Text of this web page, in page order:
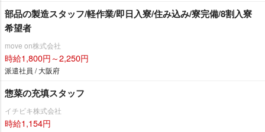
部品の製造スタッフ/軽作業/即日入寮/住み込み/寮完備/8割入寮
希望者
move on株式会社
時給1,800円～2,250円
派遣社員 / 大阪府
惣菜の充填スタッフ
イチビキ株式会社
時給1,154円